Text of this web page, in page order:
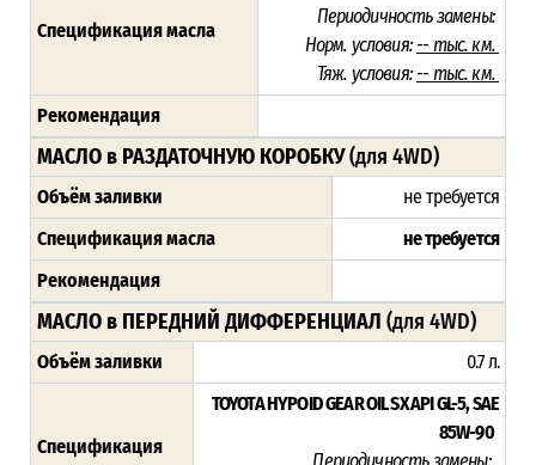
Спецификация масла
Периодичность замены:
Норм. условия: -- тыс. км.
Тяж. условия: -- тыс. км.
Рекомендация
МАСЛО в РАЗДАТОЧНУЮ КОРОБКУ(для 4WD)
Объём заливки
не требуется
Спецификация масла
не требуется
Рекомендация
МАСЛО в ПЕРЕДНИЙ ДИФФЕРЕНЦИАЛ (для 4WD)
Объём заливки 0.7 л.
Спецификация
TOYOTA HYPOID GEAR OIL SX API GL-5, SAE
85W-90
Периодичность замены: